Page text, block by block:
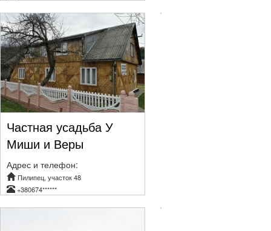
Частная усадьба У
Миши и Веры
Адрес и телефон:
Пилипец, участок 48
+380674******